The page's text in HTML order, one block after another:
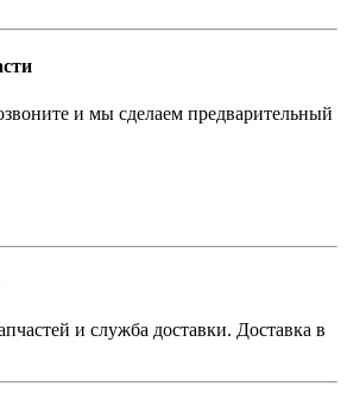
и мы сделаем предварительный
и служба доставки. Доставка в